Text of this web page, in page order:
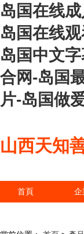
岛国在线
岛国在线
岛国中文
合网-岛国
片-岛国做
山西天知
首頁 企